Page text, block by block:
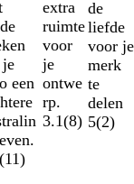
een
(11)
extra
ruimte
voor
je
ontwe
rp.
3.1(8)
de
liefde
voor je
merk
te
delen
5(2)